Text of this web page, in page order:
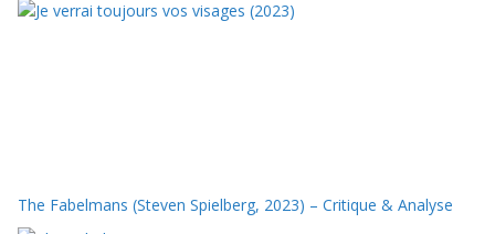
The Fabelmans (Steven Spielberg, 2023) – Critique & Analyse